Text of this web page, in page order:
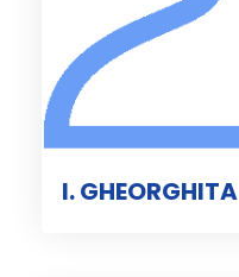
I. GHEORGHITA